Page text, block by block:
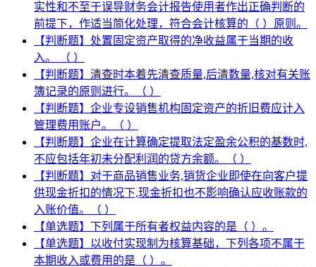
实性和不至于误导财务会计报告使用者作出正确判断的
前提下，作适当简化处理，符合会计核算的（ ）原则。
【判断题】处置固定资产取得的净收益属于当期的收
入。 （ ）
【判断题】清查时本着先清查质量,后清数量,核对有关账
簿记录的原则进行。（ ）
【判断题】企业专设销售机构固定资产的折旧费应计入
管理费用账户。（ ）
【判断题】企业在计算确定提取法定盈余公积的基数时,
不应包括年初未分配利润的贷方余额。（ ）
【判断题】对于商品销售业务,销货企业即使在向客户提
供现金折扣的情况下,现金折扣也不影响确认应收账款的
入账价值。（ ）
【单选题】下列属于所有者权益内容的是（ ）。
【单选题】以收付实现制为核算基础，下列各项不属于
本期收入或费用的是（ ）。